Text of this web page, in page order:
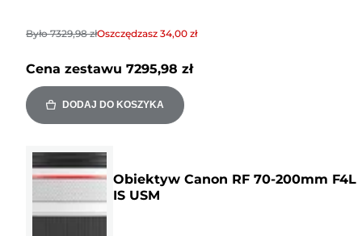
Było7329,98 złOszczędzasz 34,00 zł
Cena zestawu 7295,98 zł
DODAJ DO KOSZYKA
Obiektyw Canon RF 70-200mm F4L
IS USM